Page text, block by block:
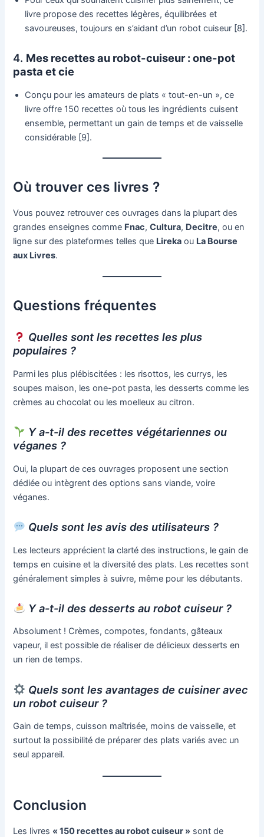
livre propose des recettes légères, équilibrées et
savoureuses, toujours en s’aidant d’un robot cuiseur [8].
4. Mes recettes au robot-cuiseur : one-pot
pasta et cie
Conçu pour les amateurs de plats « tout-en-un », ce
livre offre 150 recettes où tous les ingrédients cuisent
ensemble, permettant un gain de temps et de vaisselle
considérable [9].
Où trouver ces livres ?
Vous pouvez retrouver ces ouvrages dans la plupart des
grandes enseignes comme Fnac,Cultura, Decitre, ou en
ligne sur des plateformes telles que Lireka ou La Bourse
aux Livres.
Questions fréquentes
Quelles sont les recettes les plus
populaires ?
Parmi les plus plébiscitées : les risottos, les currys, les
soupes maison, les one-pot pasta, les desserts comme les
crèmes au chocolat ou les moelleux au citron.
Y a-t-il des recettes végétariennes ou
véganes ?
Oui, la plupart de ces ouvrages proposent une section
dédiée ou intègrent des options sans viande, voire
véganes.
Quels sont les avis des utilisateurs ?
Les lecteurs apprécient la clarté des instructions, le gain de
temps en cuisine et la diversité des plats. Les recettes sont
généralement simples à suivre, même pour les débutants.
Y a-t-il des desserts au robot cuiseur ?
Absolument ! Crèmes, compotes, fondants, gâteaux
vapeur, il est possible de réaliser de délicieux desserts en
un rien de temps.
Quels sont les avantages de cuisiner avec
un robot cuiseur ?
Gain de temps, cuisson maîtrisée, moins de vaisselle, et
surtout la possibilité de préparer des plats variés avec un
seul appareil.
Conclusion
Les livres « 150 recettes au robot cuiseur » sont de